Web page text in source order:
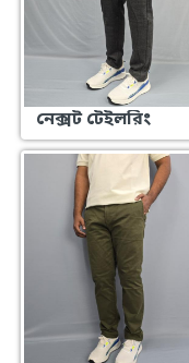
নেক্সট টেইলরিং